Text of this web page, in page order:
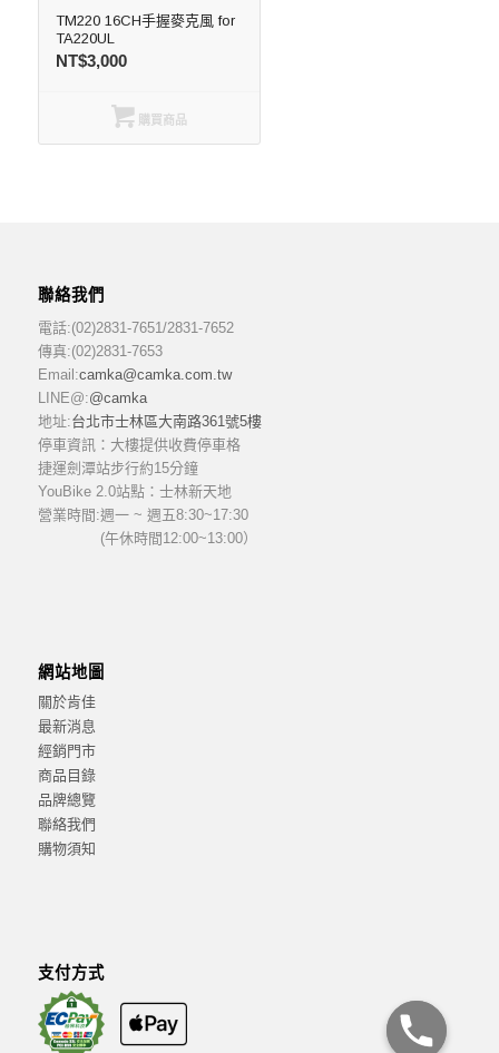
TM220 16CH手握麥克風 for
TA220UL
NT$3,000
購買商品
聯絡我們
電話:(02)2831-7651/2831-7652
傳真:(02)2831-7653
Email:camka@camka.com.tw
LINE@:@camka
地址:台北市士林區大南路361號5樓
停車資訊：大樓提供收費停車格
捷運劍潭站步行約15分鐘
YouBike 2.0站點：士林新天地
營業時間:週一 ~ 週五8:30~17:30
(午休時間12:00~13:00）
網站地圖
關於肯佳
最新消息
經銷門市
商品目錄
品牌總覽
聯絡我們
購物須知
支付方式